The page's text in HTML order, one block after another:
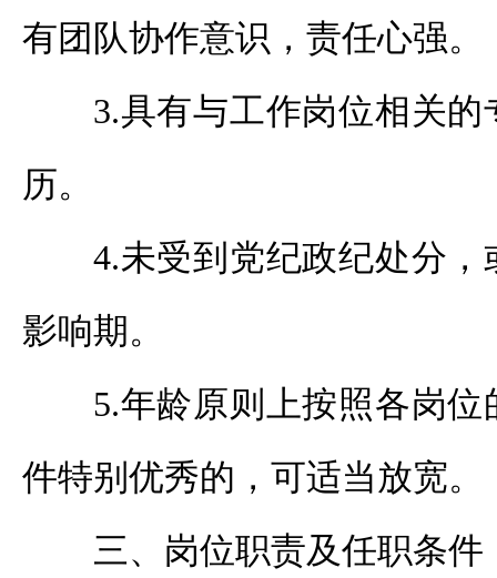
有团队协作意识，责任心强。
3.具有与工作岗位相关
历。
4.未受到党纪政纪处分
影响期。
5.年龄原则上按照各岗
件特别优秀的，可适当放宽。
三、岗位职责及任职条件